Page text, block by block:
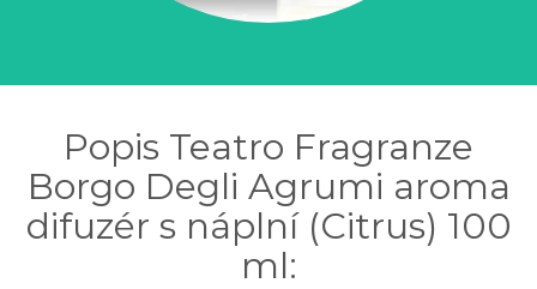
Popis Teatro Fragranze
Borgo Degli Agrumi aroma
difuzér s náplní (Citrus) 100
ml: